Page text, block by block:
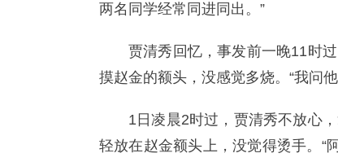
两名同学经常同进同出。”
贾清秀回忆，事发前一晚11时
摸赵金的额头，没感觉多烧。“我问
1日凌晨2时过，贾清秀不放心
轻放在赵金额头上，没觉得烫手。“